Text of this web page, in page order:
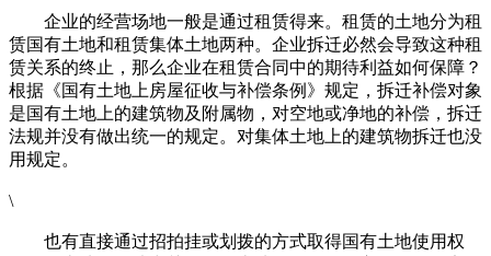
企业的经营场地一般是通过租赁得来。租赁的土地分为租
赁国有土地和租赁集体土地两种。企业拆迁必然会导致这种租
赁关系的终止，那么企业在租赁合同中的期待利益如何保障？
根据《国有土地上房屋征收与补偿条例》规定，拆迁补偿对象
是国有土地上的建筑物及附属物，对空地或净地的补偿，拆迁
法规并没有做出统一的规定。对集体土地上的建筑物拆迁也没
用规定。
\
也有直接通过招拍挂或划拨的方式取得国有土地使用权